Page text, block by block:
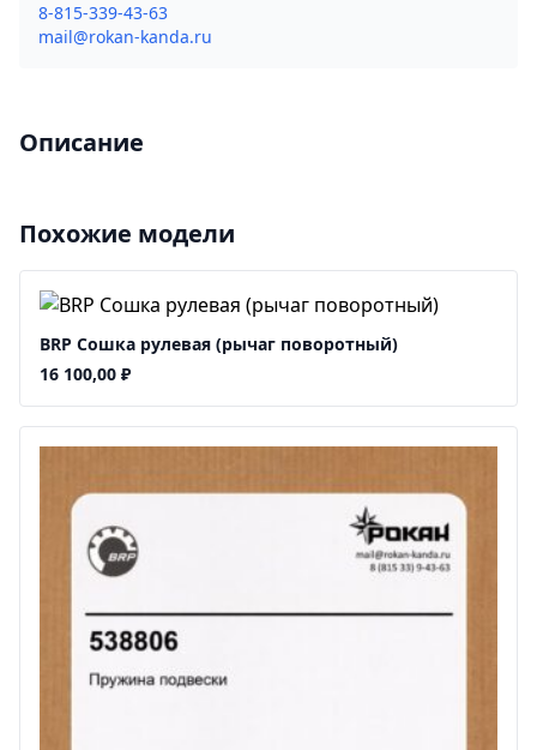
8-815-339-43-63
mail@rokan-kanda.ru
Описание
Похожие модели
BRP Сошка рулевая (рычаг поворотный)
16 100,00 ₽